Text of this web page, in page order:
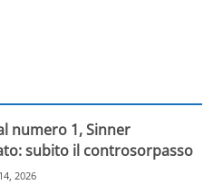
numero 1, Sinner
subito il controsorpasso
2026